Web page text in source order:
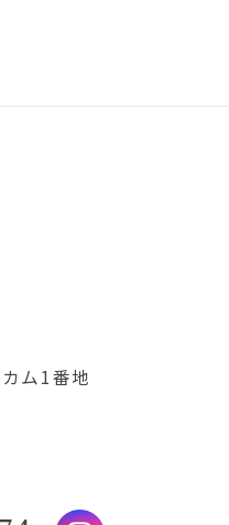
ム1番地